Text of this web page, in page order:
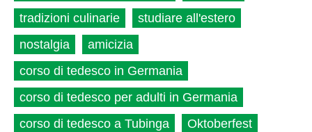
tradizioni culinarie
studiare all'estero
nostalgia
amicizia
corso di tedesco in Germania
corso di tedesco per adulti in Germania
corso di tedesco a Tubinga
Oktoberfest